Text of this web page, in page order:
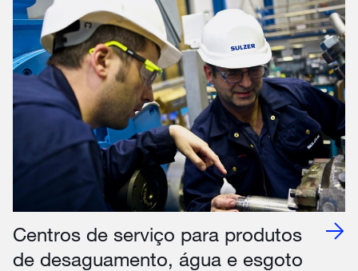
Centros de serviço para produtos
de desaguamento, água e esgoto